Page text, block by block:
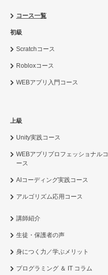
コース一覧
初級
Scratchコース
Robloxコース
WEBアプリ入門コース
上級
Unity実践コース
WEBアプリプロフェッショナルコ
ース
AIコーディング実践コース
アルゴリズム応用コース
講師紹介
生徒・保護者の声
身につく力／学ぶメリット
プログラミング ＆ IT コラム